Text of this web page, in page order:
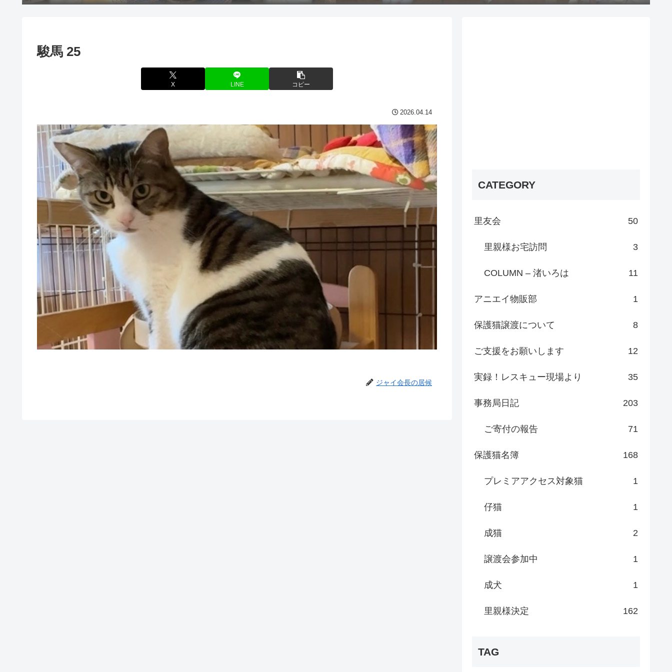
駿馬 25
X LINE コピー
2026.04.14
ジャイ会長の居候
CATEGORY
里友会 50
里親様お宅訪問 3
COLUMN – 渚いろは 11
アニエイ物販部 1
保護猫譲渡について 8
ご支援をお願いします 12
実録！レスキュー現場より 35
事務局日記 203
ご寄付の報告 71
保護猫名簿 168
プレミアアクセス対象猫 1
仔猫 1
成猫 2
譲渡会参加中 1
成犬 1
里親様決定 162
TAG